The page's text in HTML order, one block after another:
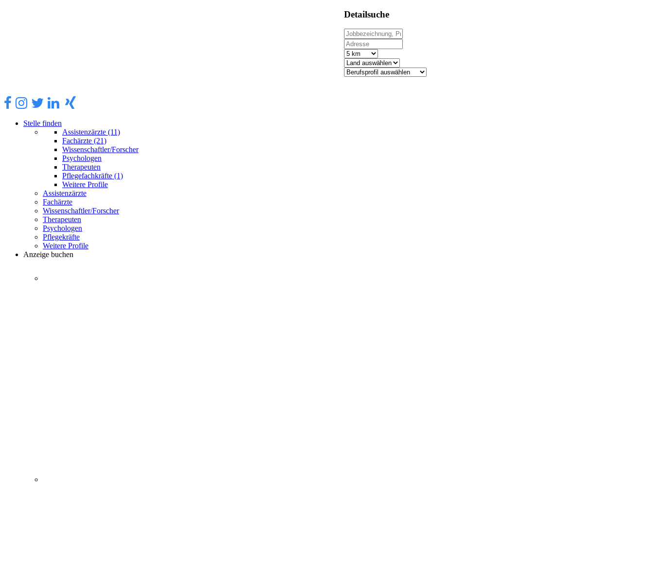
Stelle finden
Assistenzärzte (11)
Fachärzte (21)
Wissenschaftler/Forscher
Psychologen
Therapeuten
Pflegefachkräfte (1)
Weitere Profile
Assistenzärzte
Fachärzte
Wissenschaftler/Forscher
Therapeuten
Psychologen
Pflegekräfte
Weitere Profile
Anzeige buchen
Detailsuche